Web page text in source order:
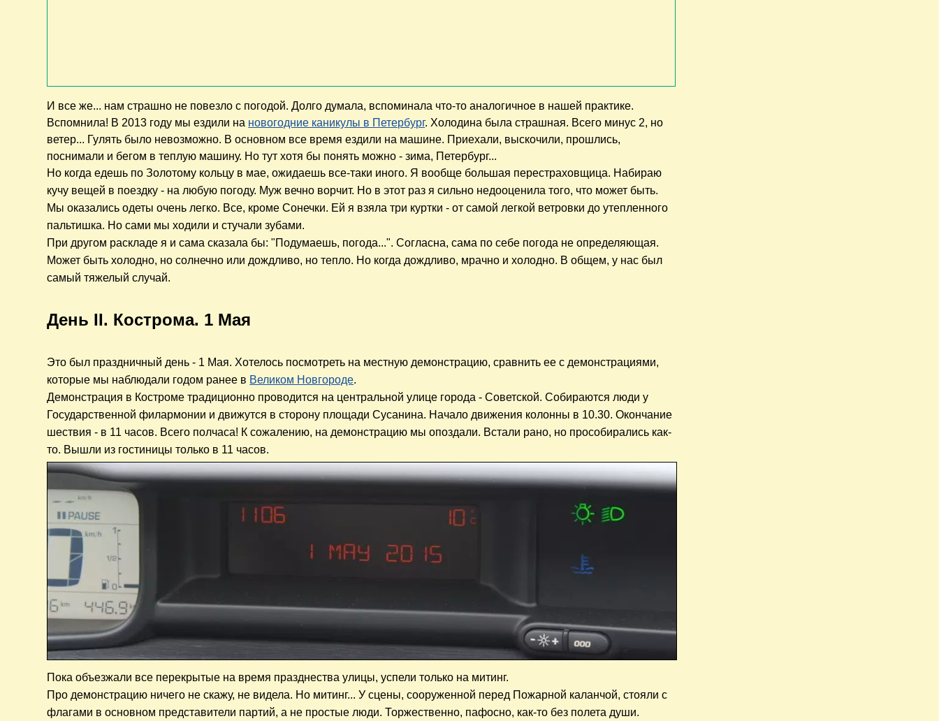
И все же... нам страшно не повезло с погодой. Долго думала, вспоминала что-то аналогичное в нашей практике.
Вспомнила! В 2013 году мы ездили на новогодние каникулы в Петербург. Холодина была страшная. Всего минус 2, но
ветер... Гулять было невозможно. В основном все время ездили на машине. Приехали, выскочили, прошлись,
поснимали и бегом в теплую машину. Но тут хотя бы понять можно - зима, Петербург...
Но когда едешь по Золотому кольцу в мае, ожидаешь все-таки иного. Я вообще большая перестраховщица. Набираю
кучу вещей в поездку - на любую погоду. Муж вечно ворчит. Но в этот раз я сильно недооценила того, что может быть.
Мы оказались одеты очень легко. Все, кроме Сонечки. Ей я взяла три куртки - от самой легкой ветровки до утепленного
пальтишка. Но сами мы ходили и стучали зубами.
При другом раскладе я и сама сказала бы: "Подумаешь, погода...". Согласна, сама по себе погода не определяющая.
Может быть холодно, но солнечно или дождливо, но тепло. Но когда дождливо, мрачно и холодно. В общем, у нас был
самый тяжелый случай.
День II. Кострома. 1 Мая
Это был праздничный день - 1 Мая. Хотелось посмотреть на местную демонстрацию, сравнить ее с демонстрациями,
которые мы наблюдали годом ранее в Великом Новгороде.
Демонстрация в Костроме традиционно проводится на центральной улице города - Советской. Собираются люди у
Государственной филармонии и движутся в сторону площади Сусанина. Начало движения колонны в 10.30. Окончание
шествия - в 11 часов. Всего полчаса! К сожалению, на демонстрацию мы опоздали. Встали рано, но прособирались как-
то. Вышли из гостиницы только в 11 часов.
Пока объезжали все перекрытые на время празднества улицы, успели только на митинг.
Про демонстрацию ничего не скажу, не видела. Но митинг... У сцены, сооруженной перед Пожарной каланчой, стояли с
флагами в основном представители партий, а не простые люди. Торжественно, пафосно, как-то без полета души.